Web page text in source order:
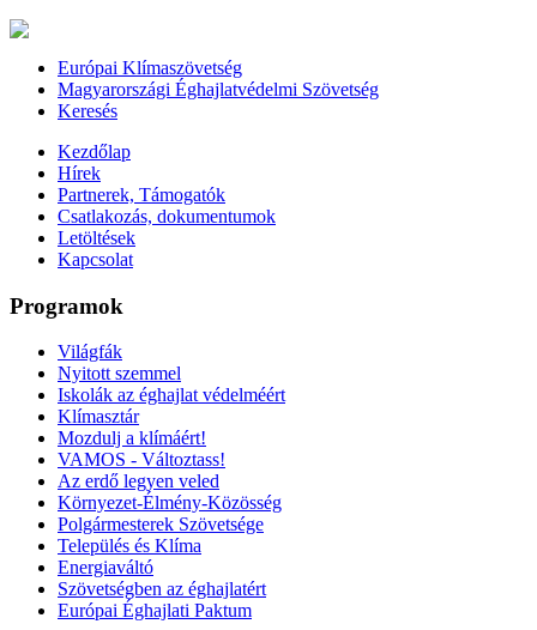
Európai Klímaszövetség
Magyarországi Éghajlatvédelmi Szövetség
Keresés
Kezdőlap
Hírek
Partnerek, Támogatók
Csatlakozás, dokumentumok
Letöltések
Kapcsolat
Programok
Világfák
Nyitott szemmel
Iskolák az éghajlat védelméért
Klímasztár
Mozdulj a klímáért!
VAMOS - Változtass!
Az erdő legyen veled
Környezet-Élmény-Közösség
Polgármesterek Szövetsége
Település és Klíma
Energiaváltó
Szövetségben az éghajlatért
Európai Éghajlati Paktum